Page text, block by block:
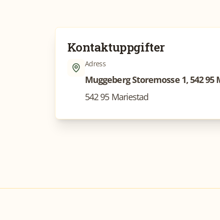
Kontaktuppgifter
Adress
Muggeberg Storemosse 1, 542 95
542 95 Mariestad